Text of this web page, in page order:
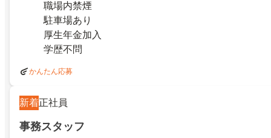
職場内禁煙
駐車場あり
厚生年金加入
学歴不問
かんたん応募
新着正社員
事務スタッフ